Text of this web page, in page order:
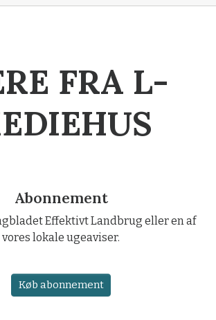
FRA L-
Abonnement
Effektivt Landbrug eller en af
vores lokale ugeaviser.
Køb abonnement